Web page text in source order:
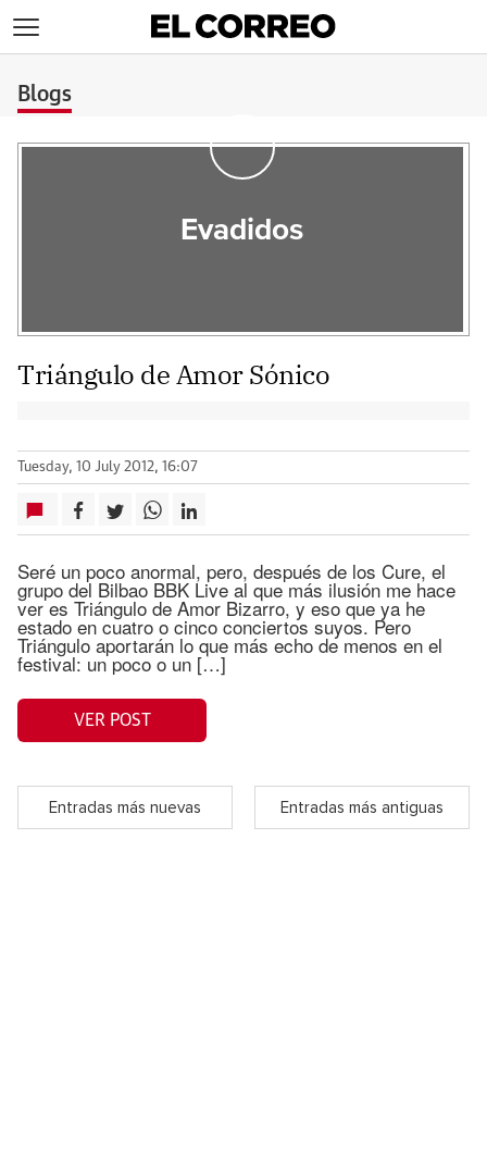
Blogs
Evadidos
Triángulo de Amor Sónico
Tuesday, 10 July 2012, 16:07
Seré un poco anormal, pero, después de los Cure, el
grupo del Bilbao BBK Live al que más ilusión me hace
ver es Triángulo de Amor Bizarro, y eso que ya he
estado en cuatro o cinco conciertos suyos. Pero
Triángulo aportarán lo que más echo de menos en el
festival: un poco o un […]
VER POST
Entradas más nuevas Entradas más antiguas